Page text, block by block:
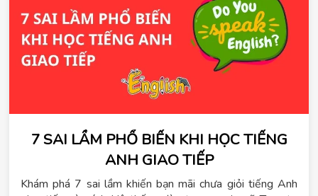
7 SAI LẦM PHỔ BIẾN KHI HỌC TIẾNG
ANH GIAO TIẾP
Khám phá 7 sai lầm khiến bạn mãi chưa giỏi tiếng Anh